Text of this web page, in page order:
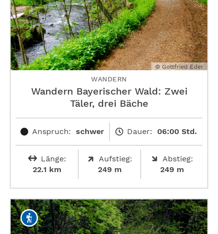
© Gottfried Eder
WANDERN
Wandern Bayerischer Wald: Zwei
Täler, drei Bäche
Anspruch: schwer Dauer: 06:00 Std.
Länge:
22.1 km
Aufstieg:
249 m
Abstieg:
249 m